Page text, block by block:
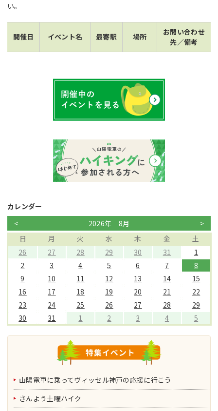
い。
開催日 イベント名 最寄駅 場所
お問い合わせ
先／備考
カレンダー
<
2026年 8月
>
日
月 火 水 木 金
土
26
27 28 29 30 31
1
2
3 4 5 6 7
8
9
10 11 12 13 14
15
16
17 18 19 20 21
22
23
24 25 26 27 28
29
30
31 1 2 3 4 5
山陽電車に乗ってヴィッセル神戸の応援に行こう
さんよう土曜ハイク
採用情報